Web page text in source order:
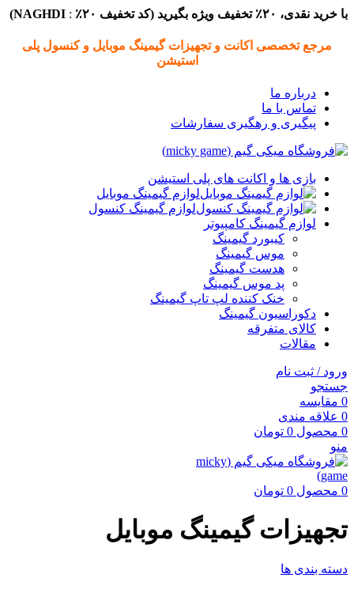
با خرید نقدی، ۲۰٪ تخفیف ویژه بگیرید ( کد تخفیف ۲۰٪ :
NAGHDI)
مرجع تخصصی اکانت و تجهیزات گیمینگ موبایل و کنسول پلی
استیشن
درباره ما
تماس با ما
پیگیری و رهگیری سفارشات
بازی ها و اکانت های پلی استیشن
لوازم گیمینگ موبایل
لوازم گیمینگ کنسول
لوازم گیمینگ کامپیوتر
کیبورد گیمینگ
موس گیمینگ
هدست گیمینگ
پد موس گیمینگ
خنک کننده لپ تاپ گیمینگ
دکوراسیون گیمینگ
کالای متفرقه
مقالات
ورود / ثبت نام
جستجو
0 مقایسه
0 علاقه مندی
0 محصول 0 تومان
منو
0 محصول 0 تومان
تجهیزات گیمینگ موبایل
دسته بندی ها